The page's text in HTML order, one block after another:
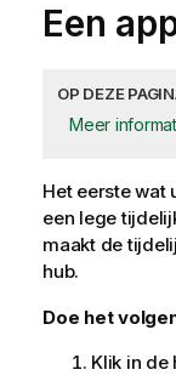
Een
OP DEZE
Meer
Het eerste wat
een lege
maakt de
hub.
Doe het
Klik in de